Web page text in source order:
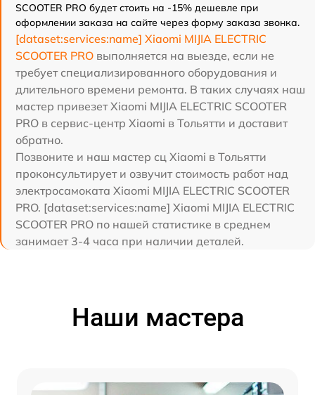
SCOOTER PRO будет стоить на -15% дешевле при
оформлении заказа на сайте через форму заказа звонка.
[dataset:services:name] Xiaomi MIJIA ELECTRIC
SCOOTER PRO выполняется на выезде, если не
требует специализированного оборудования и
длительного времени ремонта. В таких случаях наш
мастер привезет Xiaomi MIJIA ELECTRIC SCOOTER
PRO в сервис-центр Xiaomi в Тольятти и доставит
обратно.
Позвоните и наш мастер сц Xiaomi в Тольятти
проконсультирует и озвучит стоимость работ над
электросамоката Xiaomi MIJIA ELECTRIC SCOOTER
PRO. [dataset:services:name] Xiaomi MIJIA ELECTRIC
SCOOTER PRO по нашей статистике в среднем
занимает 3-4 часа при наличии деталей.
Наши мастера